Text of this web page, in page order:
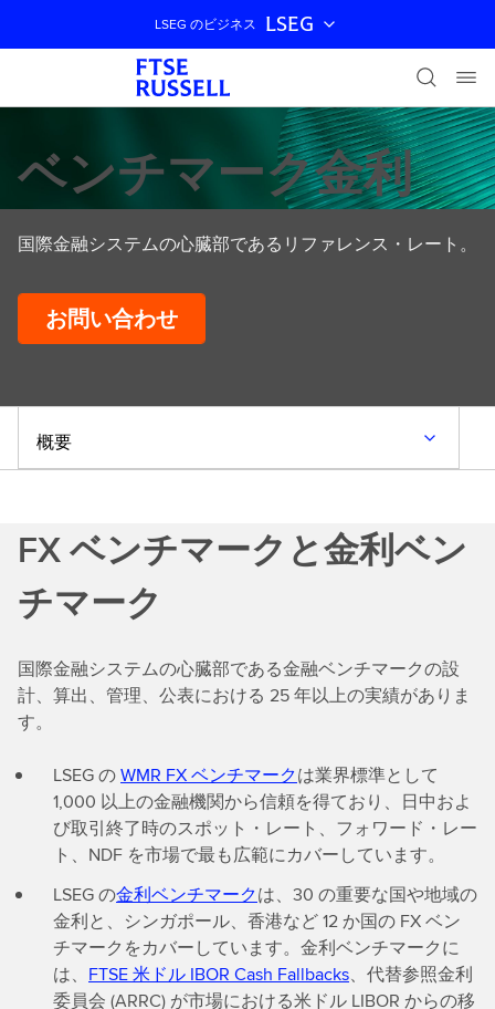
ナビゲーションをスキップ
LSEG のビジネス LSEG
ベンチマーク金利
国際金融システムの心臓部であるリファレンス・レート。
お問い合わせ
概要
FX ベンチマークと金利ベン
チマーク
国際金融システムの心臓部である金融ベンチマークの設
計、算出、管理、公表における 25 年以上の実績がありま
す。
LSEG のWMR FX ベンチマークは業界標準として
1,000 以上の金融機関から信頼を得ており、日中およ
び取引終了時のスポット・レート、フォワード・レー
ト、NDF を市場で最も広範にカバーしています。
LSEG の金利ベンチマークは、30 の重要な国や地域の
金利と、シンガポール、香港など 12 か国の FX ベン
チマークをカバーしています。金利ベンチマークに
は、 FTSE 米ドル IBOR Cash Fallbacks、代替参照金利
委員会 (ARRC) が市場における米ドル LIBOR からの移